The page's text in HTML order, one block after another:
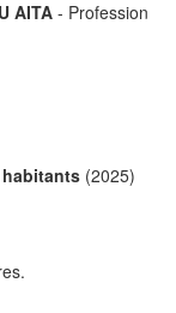
AITA - Profession
habitants (2025)